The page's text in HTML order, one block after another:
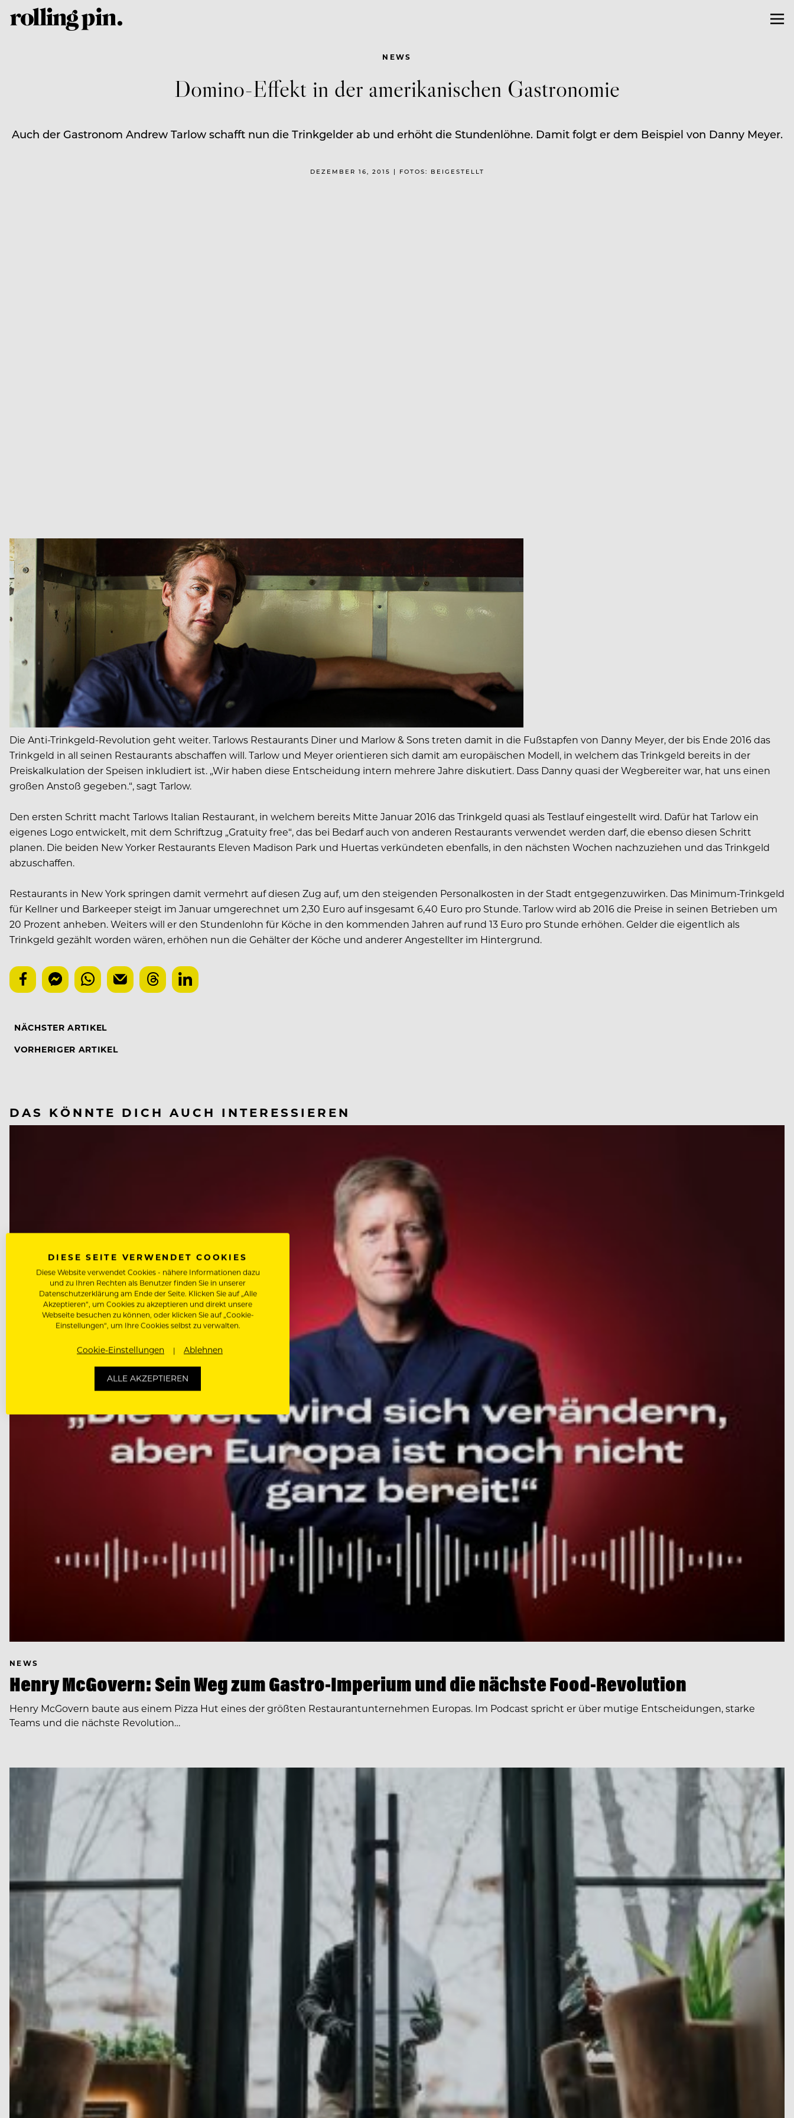
NEWS
Domino-Effekt in der amerikanischen Gastronomie
Auch der Gastronom Andrew Tarlow schafft nun die Trinkgelder ab und erhöht die Stundenlöhne. Damit folgt er dem Beispiel von Danny Meyer.
DEZEMBER 16, 2015 | FOTOS: BEIGESTELLT
Die Anti-Trinkgeld-Revolution geht weiter. Tarlows Restaurants Diner und Marlow & Sons treten damit in die Fußstapfen von Danny Meyer, der bis Ende 2016 das
Trinkgeld in all seinen Restaurants abschaffen will. Tarlow und Meyer orientieren sich damit am europäischen Modell, in welchem das Trinkgeld bereits in der
Preiskalkulation der Speisen inkludiert ist. „Wir haben diese Entscheidung intern mehrere Jahre diskutiert. Dass Danny quasi der Wegbereiter war, hat uns einen
großen Anstoß gegeben.“, sagt Tarlow.
Den ersten Schritt macht Tarlows Italian Restaurant, in welchem bereits Mitte Januar 2016 das Trinkgeld quasi als Testlauf eingestellt wird. Dafür hat Tarlow ein
eigenes Logo entwickelt, mit dem Schriftzug „Gratuity free“, das bei Bedarf auch von anderen Restaurants verwendet werden darf, die ebenso diesen Schritt
planen. Die beiden New Yorker Restaurants Eleven Madison Park und Huertas verkündeten ebenfalls, in den nächsten Wochen nachzuziehen und das Trinkgeld
abzuschaffen.
Restaurants in New York springen damit vermehrt auf diesen Zug auf, um den steigenden Personalkosten in der Stadt entgegenzuwirken. Das Minimum-Trinkgeld
für Kellner und Barkeeper steigt im Januar umgerechnet um 2,30 Euro auf insgesamt 6,40 Euro pro Stunde. Tarlow wird ab 2016 die Preise in seinen Betrieben um
20 Prozent anheben. Weiters will er den Stundenlohn für Köche in den kommenden Jahren auf rund 13 Euro pro Stunde erhöhen. Gelder die eigentlich als
Trinkgeld gezählt worden wären, erhöhen nun die Gehälter der Köche und anderer Angestellter im Hintergrund.
NÄCHSTER ARTIKEL
VORHERIGER ARTIKEL
DAS KÖNNTE DICH AUCH INTERESSIEREN
NEWS
Henry McGovern: Sein Weg zum Gastro-Imperium und die nächste Food-Revolution
Henry McGovern baute aus einem Pizza Hut eines der größten Restaurantunternehmen Europas. Im Podcast spricht er über mutige Entscheidungen, starke
Teams und die nächste Revolution…
DIESE SEITE VERWENDET COOKIES
Diese Website verwendet Cookies - nähere Informationen dazu
und zu Ihren Rechten als Benutzer finden Sie in unserer
Datenschutzerklärung am Ende der Seite. Klicken Sie auf „Alle
Akzeptieren“, um Cookies zu akzeptieren und direkt unsere
Webseite besuchen zu können, oder klicken Sie auf „Cookie-
Einstellungen“, um Ihre Cookies selbst zu verwalten.
Cookie-Einstellungen Ablehnen
ALLE AKZEPTIEREN